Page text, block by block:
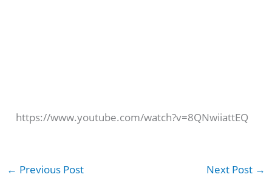
https://www.youtube.com/watch?v=8QNwiiattEQ
← Previous Post Next Post →